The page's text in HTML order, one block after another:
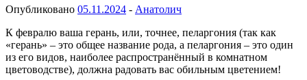
Опубликовано 05.11.2024 - Анатолич
К февралю ваша герань, или, точнее, пеларгония (так как
«герань» – это общее название рода, а пеларгония – это один
из его видов, наиболее распространённый в комнатном
цветоводстве), должна радовать вас обильным цветением!